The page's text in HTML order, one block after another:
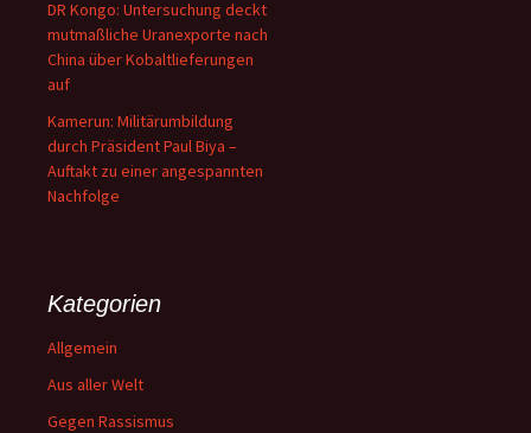
DR Kongo: Untersuchung deckt
mutmaßliche Uranexporte nach
China über Kobaltlieferungen
auf
Kamerun: Militärumbildung
durch Präsident Paul Biya –
Auftakt zu einer angespannten
Nachfolge
Kategorien
Allgemein
Aus aller Welt
Gegen Rassismus